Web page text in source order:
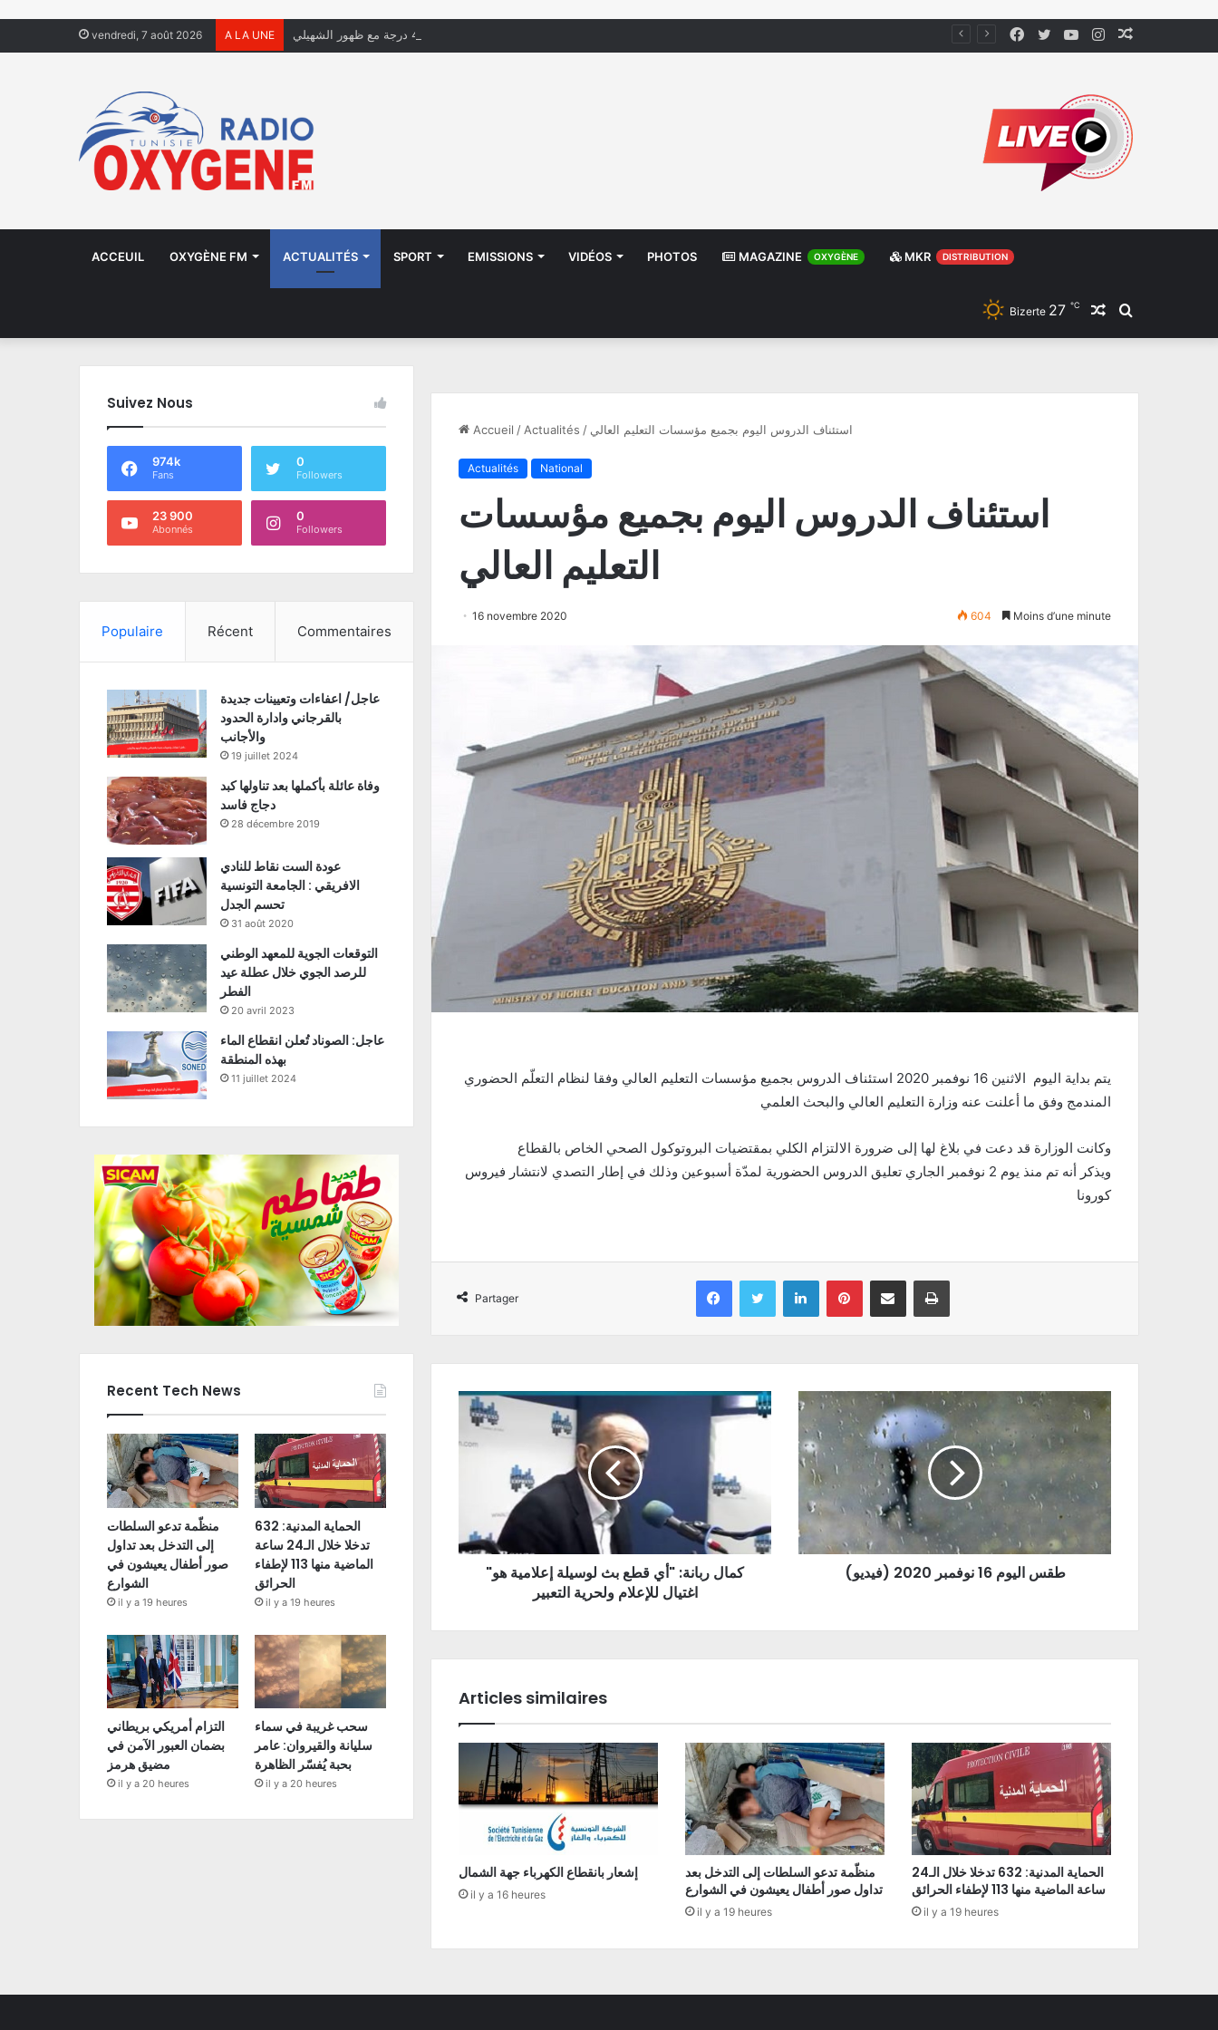
vendredi, 7 août 2026 A LA UNE Instagram
YouTube
Twitter
Facebook
ACCEUIL OXYGÈNE FM ACTUALITÉS SPORT EMISSIONS VIDÉOS PHOTOS MAGAZINE OXYGÈNE MKR DISTRIBUTION
Rechercher
Article
Bizerte 27 ℃
Accueil / Actualités / استئناف الدروس اليوم بجميع مؤسسات التعليم العالي
Actualités National
استئناف الدروس اليوم بجميع مؤسسات
التعليم العالي
16 novembre 2020 604 Moins d’une minute
يتم بداية اليوم الاثنين 16 نوفمبر 2020 استئناف الدروس بجميع مؤسسات التعليم العالي وفقا لنظام التعلّم الحضوري
المندمج وفق ما أعلنت عنه وزارة التعليم العالي والبحث العلمي
وكانت الوزارة قد دعت في بلاغ لها إلى ضرورة الالتزام الكلي بمقتضيات البروتوكول الصحي الخاص بالقطاع
ويذكر أنه تم منذ يوم 2 نوفمبر الجاري تعليق الدروس الحضورية لمدّة أسبوعين وذلك في إطار التصدي لانتشار فيروس
كورونا
Partager
Facebook Twitter Linkedin Pinterest Partager par email Imprimer
"كمال ربانة: "أي قطع بث لوسيلة إعلامية هو
اغتيال للإعلام ولحرية التعبير
(طقس اليوم 16 نوفمبر 2020 (فيديو
Articles similaires
إشعار بانقطاع الكهرباء جهة الشمال
il y a 16 heures
منظّمة تدعو السلطات إلى التدخل بعد
تداول صور أطفال يعيشون في الشوارع
il y a 19 heures
الحماية المدنية: 632 تدخلا خلال الـ24
ساعة الماضية منها 113 لإطفاء الحرائق
il y a 19 heures
Suivez Nous
974k
Fans
0
Followers
23 900
Abonnés
0
Followers
Populaire Récent Commentaires
عاجل/ اعفاءات وتعيينات جديدة
بالقرجاني وادارة الحدود
والأجانب
19 juillet 2024
وفاة عائلة بأكملها بعد تناولها كبد
دجاج فاسد
28 décembre 2019
عودة الست نقاط للنادي
الافريقي : الجامعة التونسية
تحسم الجدل
31 août 2020
التوقعات الجوية للمعهد الوطني
للرصد الجوي خلال عطلة عيد
الفطر
20 avril 2023
عاجل: الصوناد تُعلن انقطاع الماء
بهذه المنطقة
11 juillet 2024
Recent Tech News
منظّمة تدعو السلطات
إلى التدخل بعد تداول
صور أطفال يعيشون في
الشوارع
il y a 19 heures
الحماية المدنية: 632
تدخلا خلال الـ24 ساعة
الماضية منها 113 لإطفاء
الحرائق
il y a 19 heures
التزام أمريكي بريطاني
بضمان العبور الآمن في
مضيق هرمز
il y a 20 heures
سحب غريبة في سماء
سليانة والقيروان: عامر
بحبة يُفسّر الظاهرة
il y a 20 heures